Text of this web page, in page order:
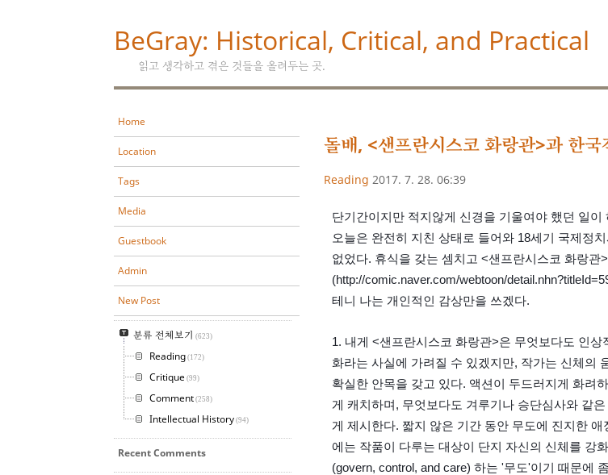
BeGray: Historical, Critical, and Practical
읽고 생각하고 겪은 것들을 올려두는 곳.
Home
Location
Tags
Media
Guestbook
Admin
New Post
분류 전체보기 (623)
Reading(172)
Critique (99)
Comment(258)
Intellectual History(94)
Recent Comments
돌배, <샌프란시스코 화랑관>과 한
Reading 2017. 7. 28. 06:39
단기간이지만 적지않게 신경을 기울여야 했던 일
오늘은 완전히 지친 상태로 들어와 18세기 국제정
없었다. 휴식을 갖는 셈치고 <샌프란시스코 화랑관
(http://comic.naver.com/webtoon/
테니 나는 개인적인 감상만을 쓰겠다.
1. 내게 <샌프란시스코 화랑관>은 무엇보다도 인
화라는 사실에 가려질 수 있겠지만, 작가는 신체의
확실한 안목을 갖고 있다. 액션이 두드러지게 화려
게 캐치하며, 무엇보다도 겨루기나 승단심사와 같
게 제시한다. 짧지 않은 기간 동안 무도에 진지한
에는 작품이 다루는 대상이 단지 자신의 신체를 강
(govern, control, and care) 하는 '무도'이기 때문에